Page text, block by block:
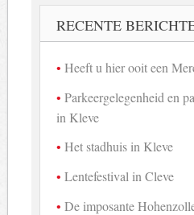
RECENTE
Heeft u hier ooit een
Parkeergelegenheid en
in Kleve
Het stadhuis in Kleve
Lentefestival in Cleve
De imposante